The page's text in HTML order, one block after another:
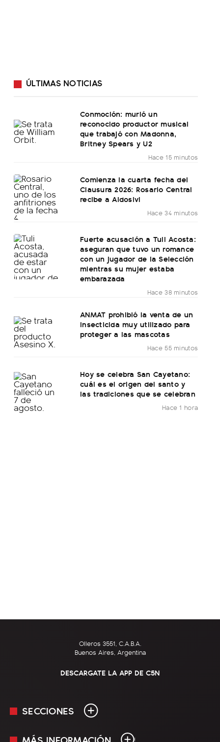
ÚLTIMAS NOTICIAS
Conmoción: murió un
reconocido productor musical
que trabajó con Madonna,
Britney Spears y U2
Hace 15 minutos
Comienza la cuarta fecha del
Clausura 2026: Rosario Central
recibe a Aldosivi
Hace 34 minutos
Fuerte acusación a Tuli Acosta:
aseguran que tuvo un romance
con un jugador de la Selección
mientras su mujer estaba
embarazada
Hace 38 minutos
ANMAT prohibió la venta de un
insecticida muy utilizado para
proteger a las mascotas
Hace 55 minutos
Hoy se celebra San Cayetano:
cuál es el origen del santo y
las tradiciones que se celebran
Hace 1 hora
Olleros 3551, C.A.B.A.
Buenos Aires, Argentina
DESCARGATE LA APP DE C5N
SECCIONES